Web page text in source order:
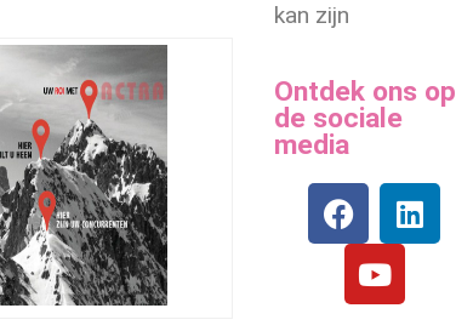
kan zijn
Ontdek ons op
de sociale
media